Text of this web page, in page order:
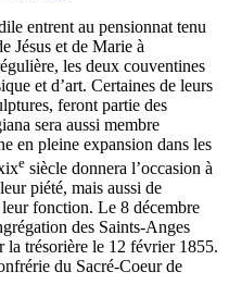
entrent au pensionnat tenu
Jésus et de Marie à
les deux couventines
et d’art. Certaines de leurs
feront partie des
sera aussi membre
en pleine expansion dans les
e siècle donnera l’occasion à
piété, mais aussi de
fonction. Le 8 décembre
des Saints-Anges
la trésorière le 12 février 1855.
du Sacré-Coeur de